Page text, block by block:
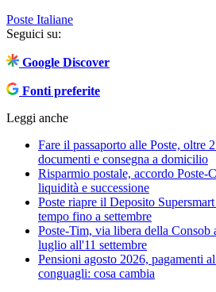
Poste Italiane
Seguici su:
Google Discover
Fonti preferite
Leggi anche
Fare il passaporto alle Poste, oltre
documenti e consegna a domicilio
Risparmio postale, accordo Poste-
liquidità e successione
Poste riapre il Deposito
tempo fino a settembre
Poste-Tim, via libera della Consob
luglio all'11 settembre
Pensioni agosto 2026, pagamenti
conguagli: cosa cambia